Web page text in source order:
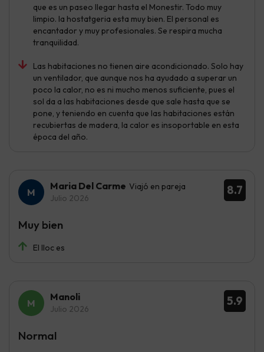
que es un paseo llegar hasta el Monestir. Todo muy
limpio. la hostatgeria esta muy bien. El personal es
encantador y muy profesionales. Se respira mucha
tranquilidad.
Las habitaciones no tienen aire acondicionado. Solo hay
un ventilador, que aunque nos ha ayudado a superar un
poco la calor, no es ni mucho menos suficiente, pues el
sol da a las habitaciones desde que sale hasta que se
pone, y teniendo en cuenta que las habitaciones están
recubiertas de madera, la calor es insoportable en esta
época del año.
8.7
Maria Del Carme Viajó en pareja
Julio 2026
El lloc es
Muy bien
5.9
Manoli
Julio 2026
Normal